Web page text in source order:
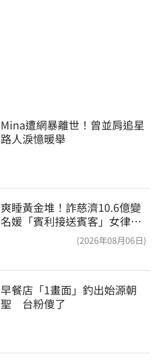
Mina遭網暴離世！曾並肩追星
路人淚憶暖舉
爽睡黃金堆！詐慈濟10.6億變
名媛「賓利接送賓客」女律師
(2026年08月06日)
早餐店「1畫面」釣出始源朝
聖　台粉傻了